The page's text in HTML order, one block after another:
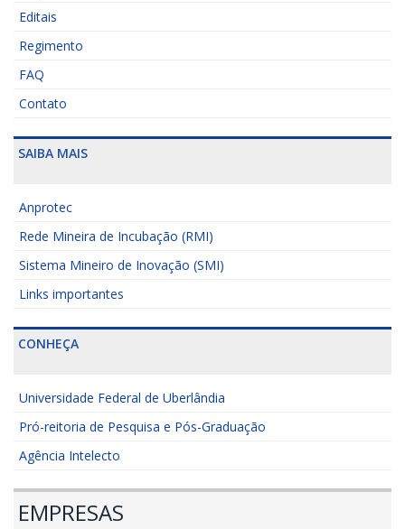
Editais
Regimento
FAQ
Contato
SAIBA MAIS
Anprotec
Rede Mineira de Incubação (RMI)
Sistema Mineiro de Inovação (SMI)
Links importantes
CONHEÇA
Universidade Federal de Uberlândia
Pró-reitoria de Pesquisa e Pós-Graduação
Agência Intelecto
EMPRESAS